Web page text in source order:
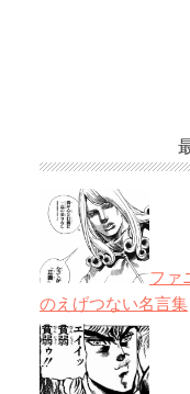
ファ
のえげつない名言集